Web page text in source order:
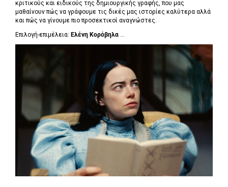
κριτικούς και ειδικούς της δημιουργικής γραφής, που μας
μαθαίνουν πώς να γράφουμε τις δικές μας ιστορίες καλύτερα αλλά
και πώς να γίνουμε πιο προσεκτικοί αναγνώστες.
Επιλογή-επιμέλεια: Ελένη Κορόβηλα ...